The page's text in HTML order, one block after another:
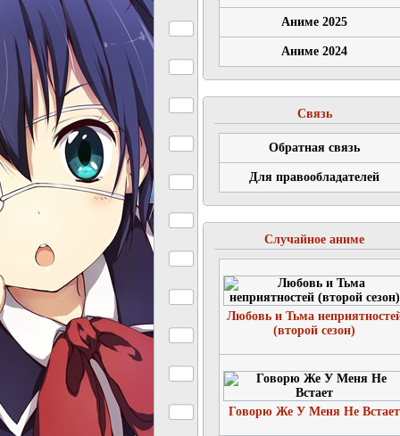
Аниме 2025
Аниме 2024
Связь
Обратная связь
Для правообладателей
Случайное аниме
Любовь и Тьма
(второй сезон)
Говорю Же У Меня Не Встает